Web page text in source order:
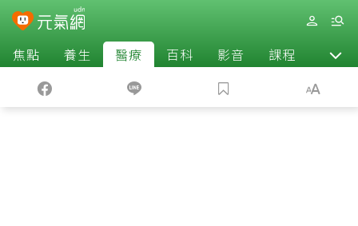
焦點 養生 醫療 百科 影音 課程 退休